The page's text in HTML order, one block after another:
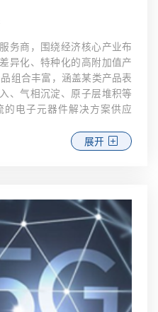
务商，围绕经济核心产业布
异化、特种化的高附加值产
组合丰富，涵盖某类产品表
、气相沉淀、原子层堆积等
电子元器件解决方案供应
展开